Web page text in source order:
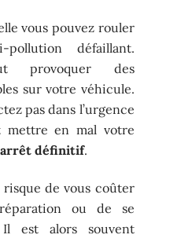
vous pouvez rouler
défaillant.
provoquer des
sur votre véhicule.
pas dans l’urgence
mettre en mal votre
arrêt définitif.
de vous coûter
ou de se
est alors souvent